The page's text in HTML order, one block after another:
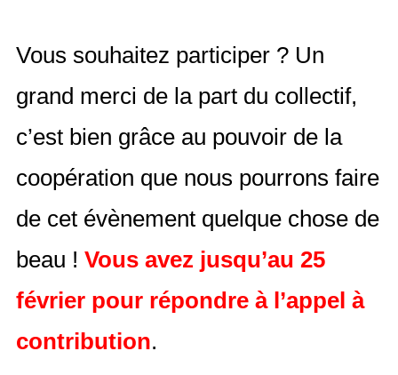
Vous souhaitez participer ? Un
grand merci de la part du collectif,
c’est bien grâce au pouvoir de la
coopération que nous pourrons faire
de cet évènement quelque chose de
beau ! Vous avez jusqu’au 25
février pour répondre à l’appel à
contribution.